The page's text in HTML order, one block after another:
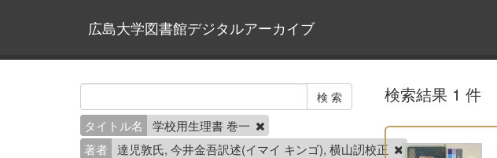
広島大学図書館デジタルアーカイブ
タイトル名
学校用生理書 巻一
著者
達児敦氏, 今井金吾訳述(イマイ キンゴ), 横山訒校正
検索結果 1 件